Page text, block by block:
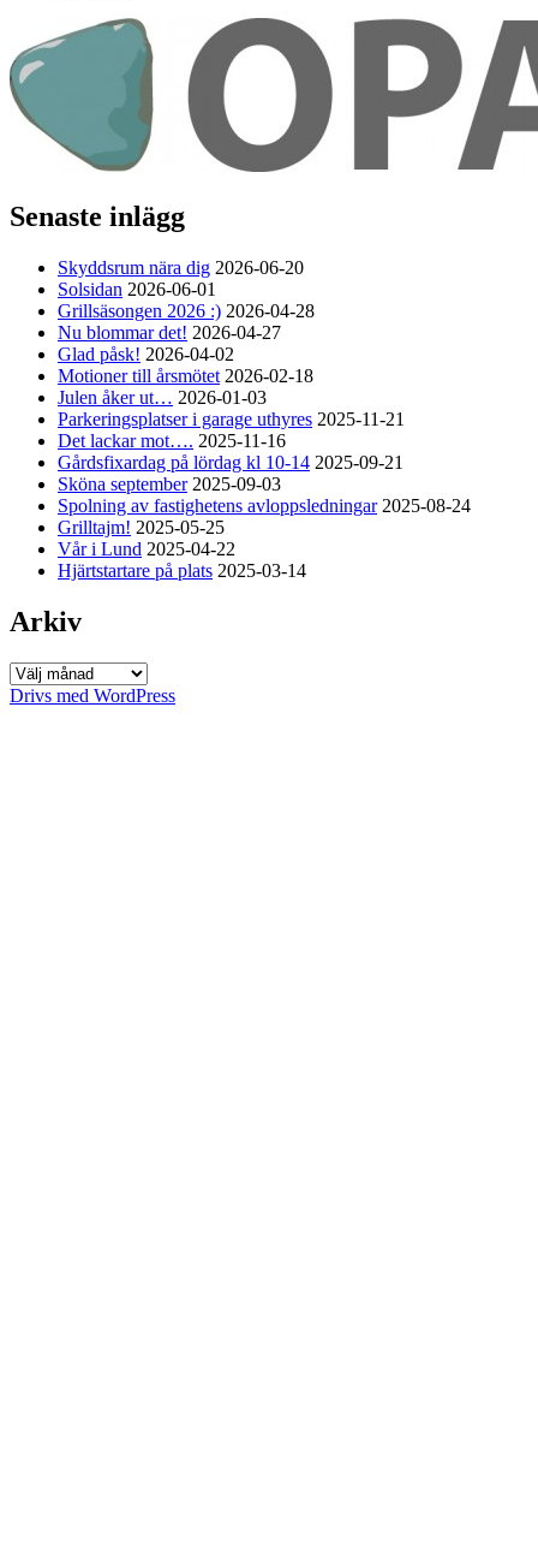
Senaste inlägg
Skyddsrum nära dig 2026-06-20
Solsidan 2026-06-01
Grillsäsongen 2026 :) 2026-04-28
Nu blommar det! 2026-04-27
Glad påsk! 2026-04-02
Motioner till årsmötet 2026-02-18
Julen åker ut… 2026-01-03
Parkeringsplatser i garage uthyres 2025-11-21
Det lackar mot…. 2025-11-16
Gårdsfixardag på lördag kl 10-14 2025-09-21
Sköna september 2025-09-03
Spolning av fastighetens avloppsledningar 2025-08-24
Grilltajm! 2025-05-25
Vår i Lund 2025-04-22
Hjärtstartare på plats 2025-03-14
Arkiv
Arkiv
Drivs med WordPress